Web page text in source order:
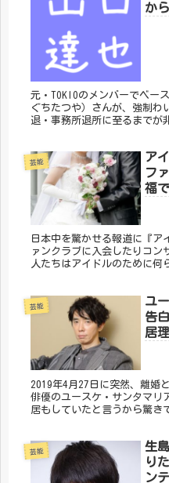
から
元・TOKIOのメンバーでベー
ぐちたつや）さんが、強制わ
退・事務所退所に至るまでが
芸能
ア
フ
福
日本中を驚かせる報道に『
ァンクラブに入会したりコン
人たちはアイドルのために何
芸能
ユ
告
居
2019年4月27日に突然、離婚
俳優のユースケ・サンタマリ
居もしていたと言うから驚き
芸能
生
り
ン